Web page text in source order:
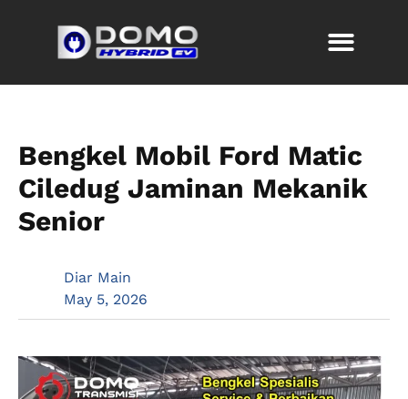
Bengkel Mobil Ford Matic
Ciledug Jaminan Mekanik
Senior
Diar Main
May 5, 2026